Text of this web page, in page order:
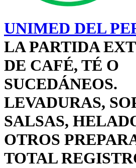
UNIMED DEL
LA PARTIDA
DE CAFÉ, TÉ O
SUCEDÁNEOS.
LEVADURAS,
SALSAS,
OTROS
TOTAL